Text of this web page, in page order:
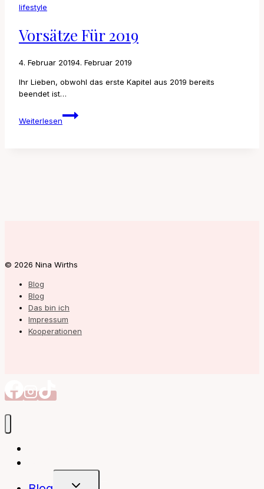
lifestyle
Vorsätze Für 2019
4. Februar 20194. Februar 2019
Ihr Lieben, obwohl das erste Kapitel aus 2019 bereits
beendet ist…
Weiterlesen
Vorsätze
für
© 2026 Nina Wirths
Blog
Blog
Das bin ich
Impressum
Kooperationen
Untermenü